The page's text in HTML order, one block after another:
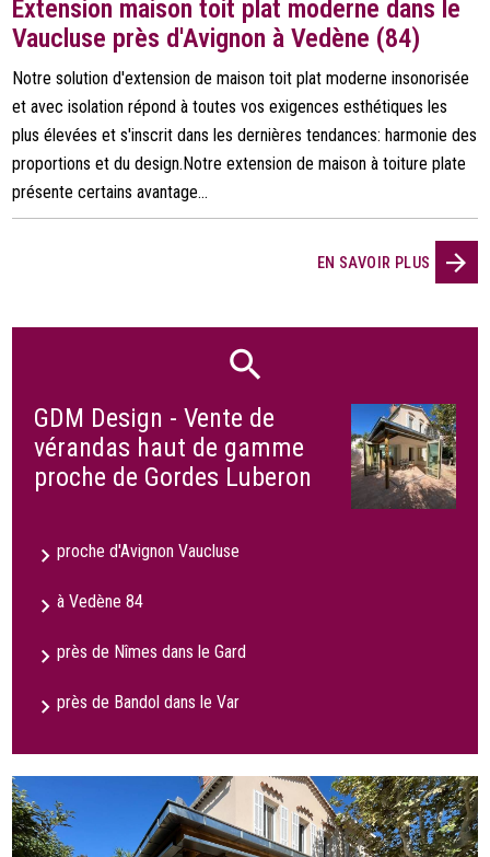
Extension maison toit plat moderne dans le
Vaucluse près d'Avignon à Vedène (84)
Notre solution d'extension de maison toit plat moderne insonorisée
et avec isolation répond à toutes vos exigences esthétiques les
plus élevées et s'inscrit dans les dernières tendances: harmonie des
proportions et du design.Notre extension de maison à toiture plate
présente certains avantage...
EN SAVOIR PLUS
GDM Design - Vente de
vérandas haut de gamme
proche de Gordes Luberon
proche d'Avignon Vaucluse
à Vedène 84
près de Nîmes dans le Gard
près de Bandol dans le Var